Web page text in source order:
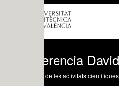
David
les activitats científiques,